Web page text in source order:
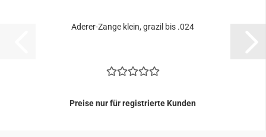
Aderer-​​Zange klein, gra­zil bis .024
Preise nur für registrierte Kunden